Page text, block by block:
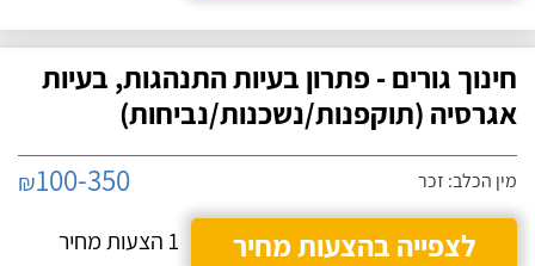
חינוך גורים - פתרון בעיות התנהגות, בעיות
אגרסיה (תוקפנות/נשכנות/נביחות)
מין הכלב: זכר ₪100-350
לצפייה בהצעות מחיר
1 הצעות מחיר